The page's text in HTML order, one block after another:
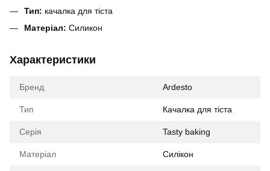
Тип: качалка для тіста
Матеріал: Силикон
Характеристики
Бренд Ardesto
Тип Качалка для тіста
Серія Tasty baking
Матеріал Силікон